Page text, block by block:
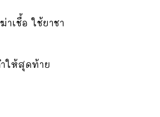
เชื้อ ใช้ยาชา
ให้สุดท้าย